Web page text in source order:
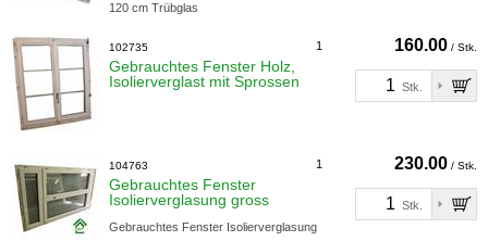
120 cm Trübglas
1
102735
Gebrauchtes Fenster Holz,
Isolierverglast mit Sprossen
160.00 / Stk.
Stk.
1
104763
Gebrauchtes Fenster
Isolierverglasung gross
Gebrauchtes Fenster Isolierverglasung
230.00 / Stk.
Stk.